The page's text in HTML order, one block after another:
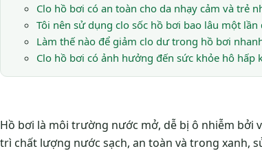
Clo hồ bơi có an toàn cho da nhạy cảm và trẻ
Tôi nên sử dụng clo sốc hồ bơi bao lâu một lần
Làm thế nào để giảm clo dư trong hồ bơi
Clo hồ bơi có ảnh hưởng đến sức khỏe hô hấp
Hồ bơi là môi trường nước mở, dễ bị ô nhiễm bởi
trì chất lượng nước sạch, an toàn và trong xanh,